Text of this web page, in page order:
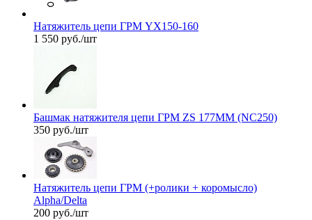
Натяжитель цепи ГРМ YX150-160
1 550 руб./шт
Башмак натяжителя цепи ГРМ ZS 177MM (NC250)
350 руб./шт
Натяжитель цепи ГРМ (+ролики + коромысло)
Alpha/Delta
200 руб./шт